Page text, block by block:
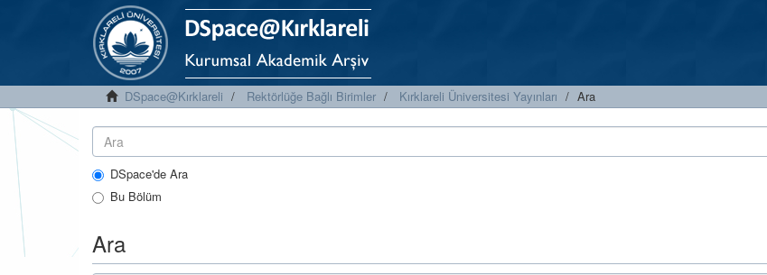
DSpace@Kırklareli Rektörlüğe Bağlı Birimler Kırklareli Üniversitesi Yayınları Ara
DSpace'de Ara
Bu Bölüm
Ara